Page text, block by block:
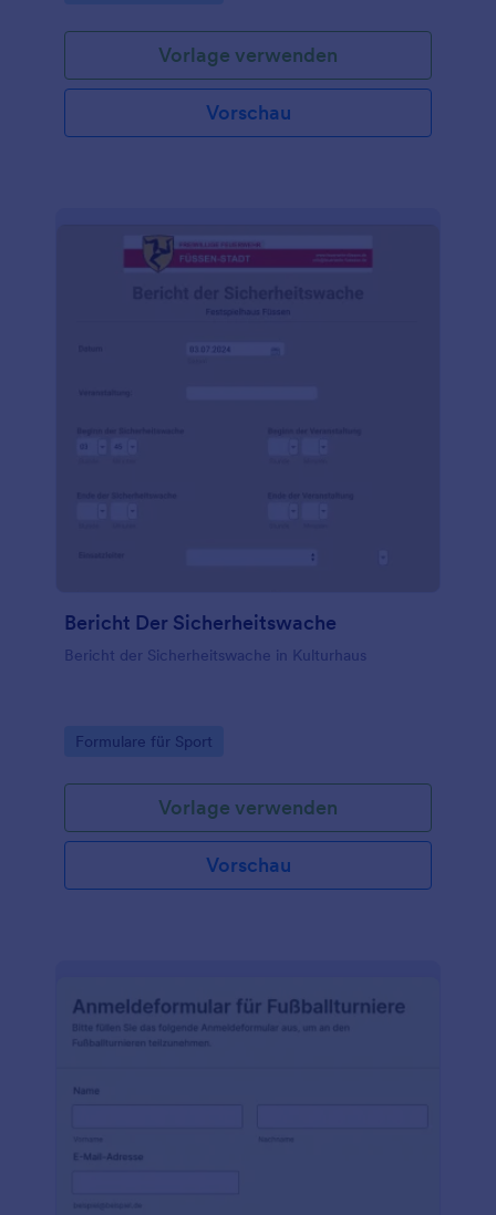
Vorlage verwenden
Vorschau
Bericht Der Sicherheitswache
Bericht der Sicherheitswache in Kulturhaus
Go to Category:
Formulare für Sport
Vorlage verwenden
Vorschau